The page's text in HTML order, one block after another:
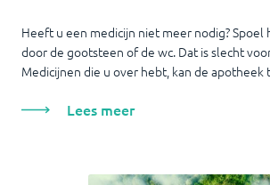
Heeft u een medicijn niet meer nodig? Spoel
door de gootsteen of de wc. Dat is slecht
Medicijnen die u over hebt, kan de
Lees meer